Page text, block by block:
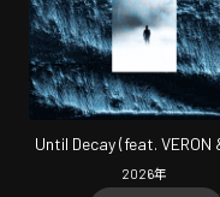
Until Decay (feat. VERON
2026年